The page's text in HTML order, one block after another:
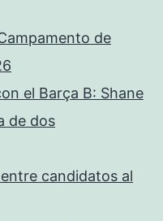
de
el Barça B: Shane
de dos
candidatos al